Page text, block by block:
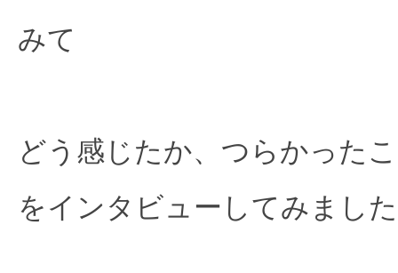
みて
どう感じたか、つらかった
をインタビューしてみまし